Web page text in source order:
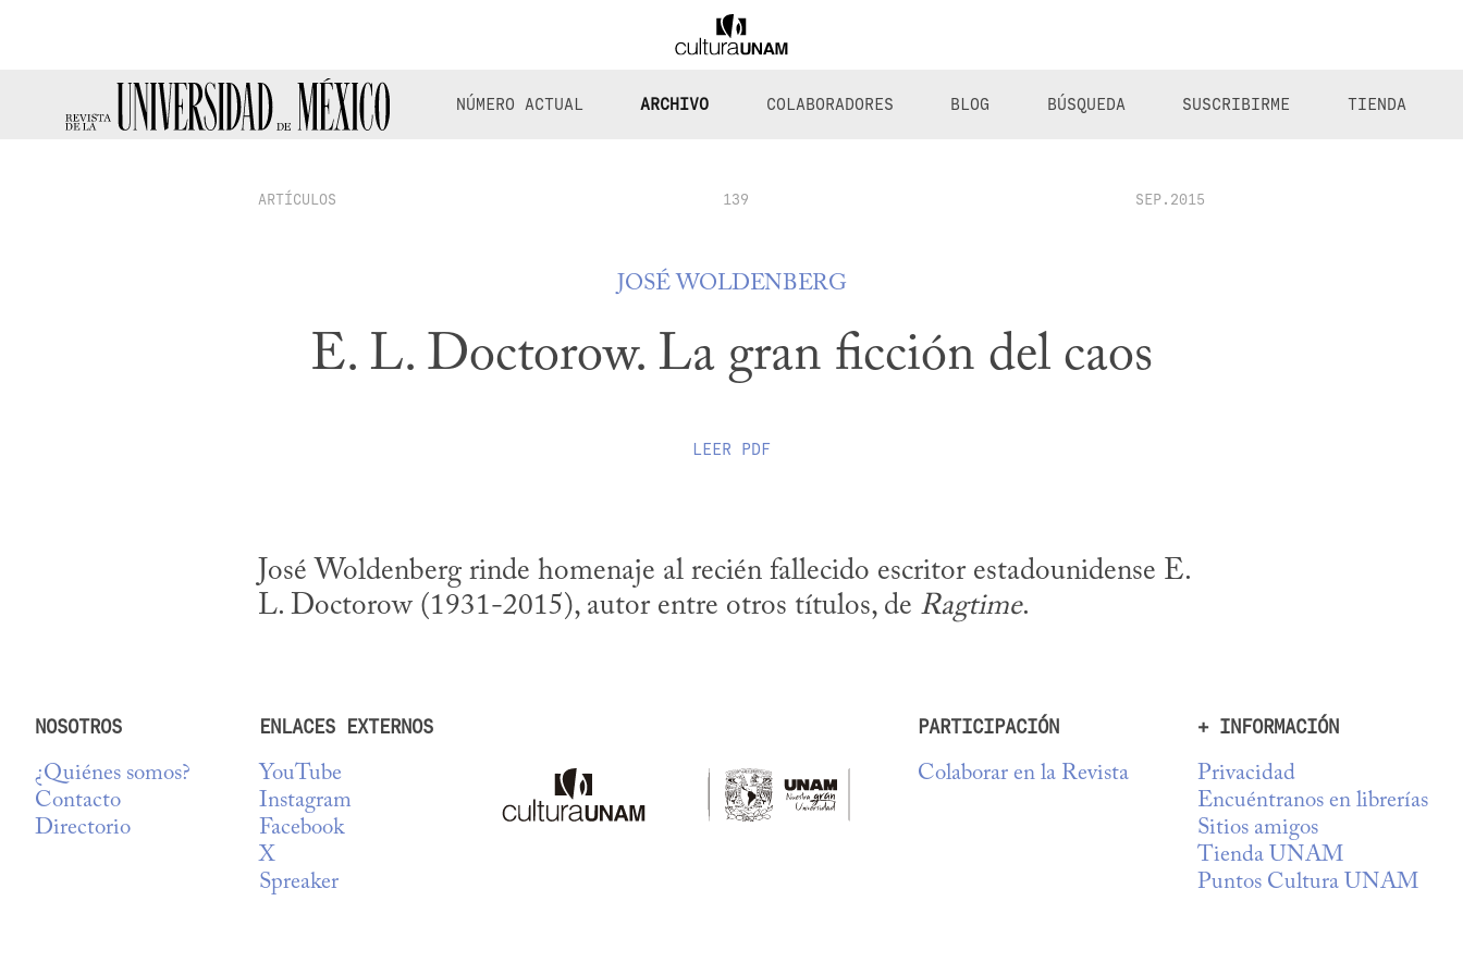
NÚMERO ACTUAL ARCHIVO COLABORADORES BLOG BÚSQUEDA SUSCRIBIRME TIENDA
ARTÍCULOS 139 SEP.2015
JOSÉ WOLDENBERG
E. L. Doctorow. La gran ficción del caos
LEER PDF
José Woldenberg rinde homenaje al recién fallecido escritor estadounidense E.
L. Doctorow (1931-2015), autor entre otros títulos, de Ragtime.
NOSOTROS
¿Quiénes somos?
Contacto
Directorio
ENLACES EXTERNOS
YouTube
Instagram
Facebook
X
Spreaker
PARTICIPACIÓN
Colaborar en la Revista
+ INFORMACIÓN
Privacidad
Encuéntranos en librerías
Sitios amigos
Tienda UNAM
Puntos Cultura UNAM